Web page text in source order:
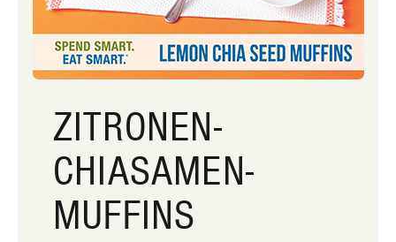
ZITRONEN-
CHIASAMEN-
MUFFINS